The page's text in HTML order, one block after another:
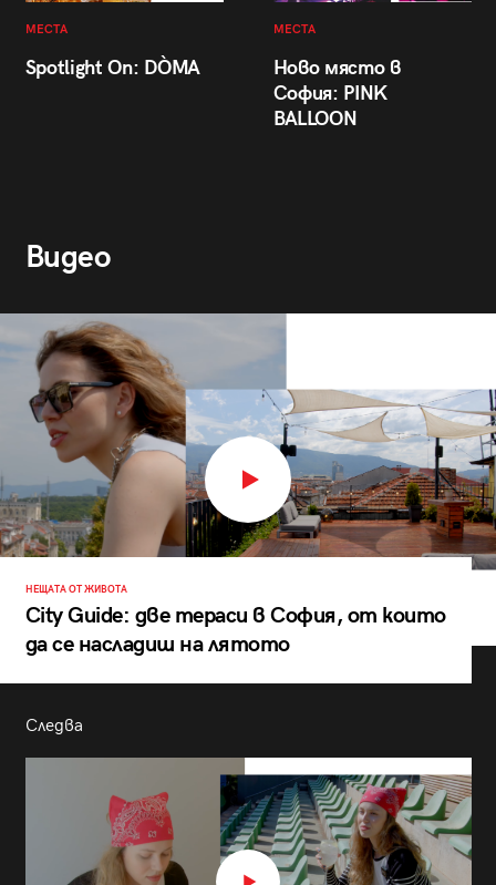
МЕСТА
Spotlight On: DÒMA
МЕСТА
Ново място в
София: PINK
BALLOON
Видео
НЕЩАТА ОТ ЖИВОТА
City Guide: две тераси в София, от които
да се насладиш на лятото
Следва